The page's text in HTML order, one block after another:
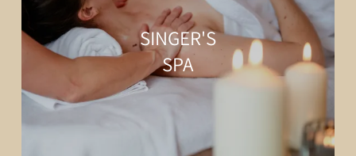
SINGER'S
SPA